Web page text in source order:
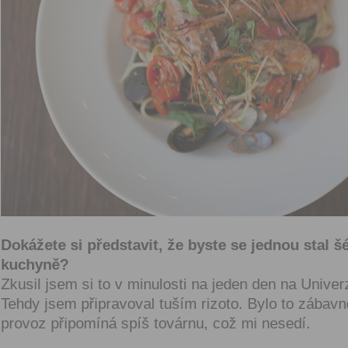
Dokážete si představit, že byste se jednou stal
kuchyně?
Zkusil jsem si to v minulosti na jeden den na
Tehdy jsem připravoval tuším rizoto. Bylo to
provoz připomíná spíš továrnu, což mi nesedí.